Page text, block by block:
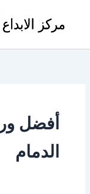
أفضل
الدمام